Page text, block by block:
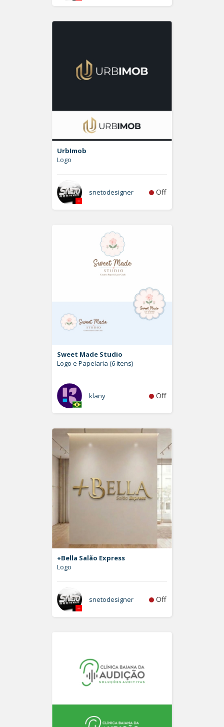
UrbImob
Logo
snetodesigner Off
Sweet Made Studio
Logo e Papelaria (6 itens)
klany Off
+Bella Salão Express
Logo
snetodesigner Off